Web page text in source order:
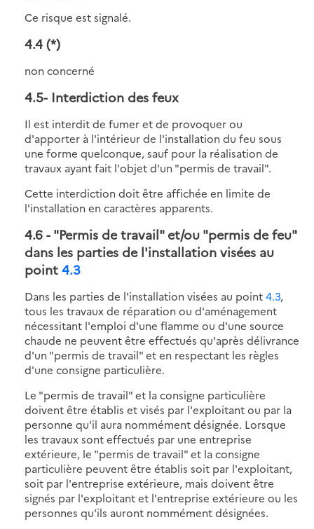
Ce risque est signalé.
4.4 (*)
non concerné
4.5- Interdiction des feux
Il est interdit de fumer et de provoquer ou
d'apporter à l'intérieur de l'installation du feu sous
une forme quelconque, sauf pour la réalisation de
travaux ayant fait l'objet d'un "permis de travail".
Cette interdiction doit être affichée en limite de
l'installation en caractères apparents.
4.6 - "Permis de travail" et/ou "permis de feu"
dans les parties de l'installation visées au
point 4.3
Dans les parties de l'installation visées au point4.3,
tous les travaux de réparation ou d'aménagement
nécessitant l'emploi d'une flamme ou d'une source
chaude ne peuvent être effectués qu'après délivrance
d'un "permis de travail" et en respectant les règles
d'une consigne particulière.
Le "permis de travail" et la consigne particulière
doivent être établis et visés par l'exploitant ou par la
personne qu'il aura nommément désignée. Lorsque
les travaux sont effectués par une entreprise
extérieure, le "permis de travail" et la consigne
particulière peuvent être établis soit par l'exploitant,
soit par l'entreprise extérieure, mais doivent être
signés par l'exploitant et l'entreprise extérieure ou les
personnes qu'ils auront nommément désignées.